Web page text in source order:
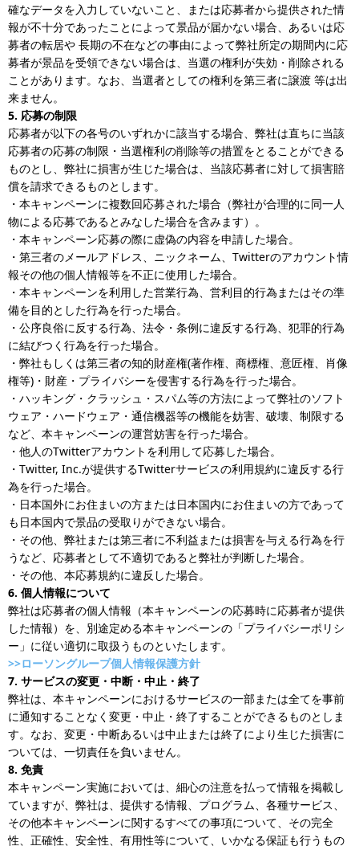
確なデータを入力していないこと、または応募者から提供された情
報が不十分であったことによって景品が届かない場合、あるいは応
募者の転居や 長期の不在などの事由によって弊社所定の期間内に応
募者が景品を受領できない場合は、当選の権利が失効・削除される
ことがあります。なお、当選者としての権利を第三者に譲渡 等は出
来ません。
5. 応募の制限
応募者が以下の各号のいずれかに該当する場合、弊社は直ちに当該
応募者の応募の制限・当選権利の削除等の措置をとることができる
ものとし、弊社に損害が生じた場合は、当該応募者に対して損害賠
償を請求できるものとします。
・本キャンペーンに複数回応募された場合（弊社が合理的に同一人
物による応募であるとみなした場合を含みます）。
・本キャンペーン応募の際に虚偽の内容を申請した場合。
・第三者のメールアドレス、ニックネーム、Twitterのアカウント情
報その他の個人情報等を不正に使用した場合。
・本キャンペーンを利用した営業行為、営利目的行為またはその準
備を目的とした行為を行った場合。
・公序良俗に反する行為、法令・条例に違反する行為、犯罪的行為
に結びつく行為を行った場合。
・弊社もしくは第三者の知的財産権(著作権、商標権、意匠権、肖像
権等)・財産・プライバシーを侵害する行為を行った場合。
・ハッキング・クラッシュ・スパム等の方法によって弊社のソフト
ウェア・ハードウェア・通信機器等の機能を妨害、破壊、制限する
など、本キャンペーンの運営妨害を行った場合。
・他人のTwitterアカウントを利用して応募した場合。
・Twitter, Inc.が提供するTwitterサービスの利用規約に違反する行
為を行った場合。
・日本国外にお住まいの方または日本国内にお住まいの方であって
も日本国内で景品の受取りができない場合。
・その他、弊社または第三者に不利益または損害を与える行為を行
うなど、応募者として不適切であると弊社が判断した場合。
・その他、本応募規約に違反した場合。
6. 個人情報について
弊社は応募者の個人情報（本キャンペーンの応募時に応募者が提供
した情報）を、別途定める本キャンペーンの「プライバシーポリシ
ー」に従い適切に取扱うものといたします。
>>ローソングループ個人情報保護方針
7. サービスの変更・中断・中止・終了
弊社は、本キャンペーンにおけるサービスの一部または全てを事前
に通知することなく変更・中止・終了することができるものとしま
す。なお、変更・中断あるいは中止または終了により生じた損害に
ついては、一切責任を負いません。
8. 免責
本キャンペーン実施においては、細心の注意を払って情報を掲載し
ていますが、弊社は、提供する情報、プログラム、各種サービス、
その他本キャンペーンに関するすべての事項について、その完全
性、正確性、安全性、有用性等について、いかなる保証も行うもの